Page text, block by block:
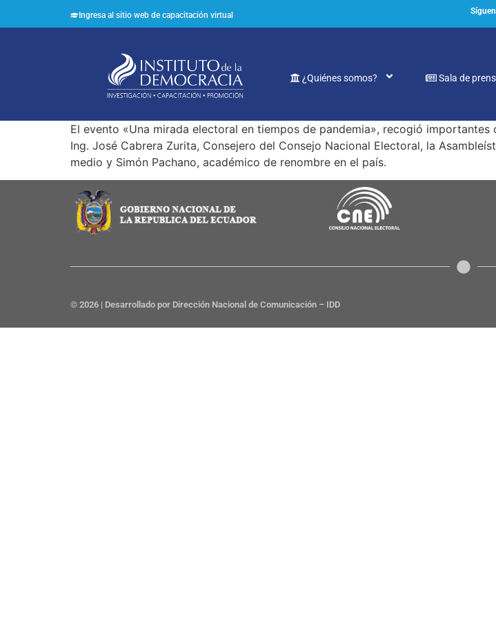
Ingresa al sitio web de capacitación virtual
¿Quiénes somos? Sala de
El evento «Una mirada electoral en tiempos de pandemia», recogió
Ing. José Cabrera Zurita, Consejero del Consejo Nacional Electoral, la
medio y Simón Pachano, académico de renombre en el país.
© 2026 | Desarrollado por Dirección Nacional de Comunicación – IDD